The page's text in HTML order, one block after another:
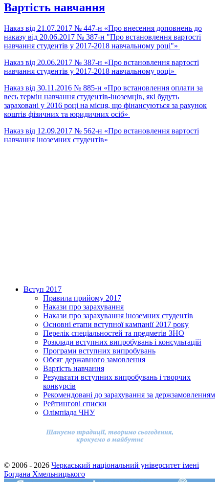
Вартість навчання
Наказ від 21.07.2017 № 447-н «Про внесення доповнень до
наказу від 20.06.2017 № 387-н "Про встановлення вартості
навчання студентів у 2017-2018 навчальному році"»
Наказ від 20.06.2017 № 387-н «Про встановлення вартості
навчання студентів у 2017-2018 навчальному році»
Наказ від 30.11.2016 № 885-н «Про встановлення оплати за
весь термін навчання студентів-іноземців, які будуть
зараховані у 2016 році на місця, що фінансуються за рахунок
коштів фізичних та юридичних осіб»
Наказ від 12.09.2017 № 562-н «Про встановлення вартості
навчання іноземних студентів»
Вступ 2017
Правила прийому 2017
Накази про зарахування
Накази про зарахування іноземних студентів
Основні етапи вступної кампанії 2017 року
Перелік спеціальностей та предметів ЗНО
Розклади вступних випробувань і консультацій
Програми вступних випробувань
Обсяг державного замовлення
Вартість навчання
Результати вступних випробувань і творчих
конкурсів
Рекомендовані до зарахування за держзамовленням
Рейтингові списки
Олімпіада ЧНУ
© 2006 - 2026 Черкаський національний університет імені
Богдана Хмельницького